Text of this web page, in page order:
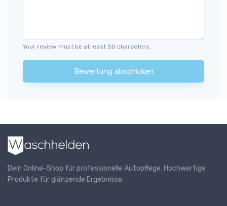
Your review must be at least 50 characters.
Bewertung abschicken
Dein Online-Shop für professionelle Autopflege. Hochwertige
Produkte für glänzende Ergebnisse.